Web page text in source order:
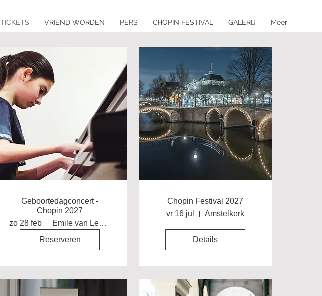
TICKETS VRIEND WORDEN PERS CHOPIN FESTIVAL GALERIJ Meer
Geboortedagconcert -
Chopin 2027
zo 28 feb
Emile van Leenen Piano's en Vleugels
Reserveren
Chopin Festival 2027
vr 16 jul
Amstelkerk
Details